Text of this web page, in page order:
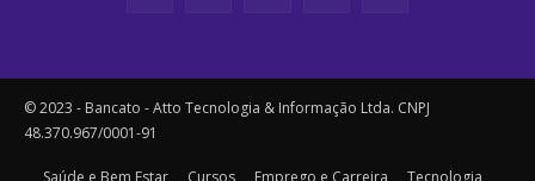
© 2023 - Bancato - Atto Tecnologia & Informação Ltda. CNPJ
48.370.967/0001-91
Saúde e Bem Estar Cursos Emprego e Carreira Tecnologia